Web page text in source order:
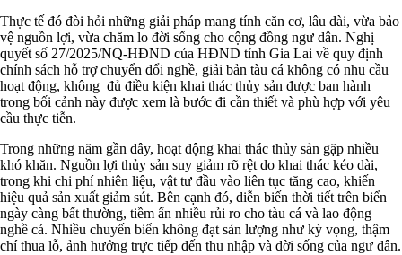
Thực tế đó đòi hỏi những giải pháp mang tính căn cơ, lâu dài, vừa bảo
vệ nguồn lợi, vừa chăm lo đời sống cho cộng đồng ngư dân. Nghị
quyết số 27/2025/NQ-HĐND của HĐND tỉnh Gia Lai về quy định
chính sách hỗ trợ chuyển đổi nghề, giải bản tàu cá không có nhu cầu
hoạt động, không đủ điều kiện khai thác thủy sản được ban hành
trong bối cảnh này được xem là bước đi cần thiết và phù hợp với yêu
cầu thực tiễn.
Trong những năm gần đây, hoạt động khai thác thủy sản gặp nhiều
khó khăn. Nguồn lợi thủy sản suy giảm rõ rệt do khai thác kéo dài,
trong khi chi phí nhiên liệu, vật tư đầu vào liên tục tăng cao, khiến
hiệu quả sản xuất giảm sút. Bên cạnh đó, diễn biến thời tiết trên biển
ngày càng bất thường, tiềm ẩn nhiều rủi ro cho tàu cá và lao động
nghề cá. Nhiều chuyến biển không đạt sản lượng như kỳ vọng, thậm
chí thua lỗ, ảnh hưởng trực tiếp đến thu nhập và đời sống của ngư dân.